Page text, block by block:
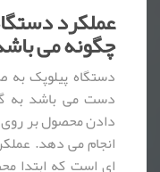
عملکرد
چگونه می
دستگاه پیلوپک به
دست می باشد به
دادن محصول بر روی
انجام می دهد.
ای است که ابتدا